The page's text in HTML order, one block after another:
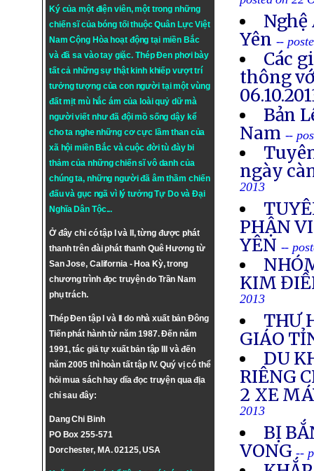
Ký của một điện viên, một trong những
chiến sĩ của bóng tối thuộc Quân Lực Việt
Nam Cộng Hòa hoạt động tại miền Bắc
và đã sa vào tay giặc. Thép Đen phơi bày
tất cả những sự thật kinh khiếp vượt trí
tưởng tượng của con người tại một vùng
đất mịt mù hắc ám của loài quỷ dữ mà
người viết như đã đội mồ sống dậy kể
cho ta nghe những cơ cực lầm than của
xã hội miền Bắc và cuộc đời tù đày bi
thảm của những chiến sĩ vô danh của
chúng ta, những người đã âm thầm chiến
đấu và gục ngã vì lý tưởngTự DovàĐại
Nghĩa Dân Tộc...
Ở đây chỉ có tập I và II, từng được phát
thanh trên đài phát thanh Quê Hương từ
San Jose, California - Hoa Kỳ, trong
chương trình đọc truyện do Trần Nam
phụ trách.
Thép Đen tập I và II do nhà xuất bản Đông
Tiến phát hành từ năm 1987. Đến năm
1991, tác giả tự xuất bản tập III và đến
năm 2005 thì hoàn tất tập IV. Quý vị có thể
hỏi mua sách hay dĩa đọc truyện qua địa
chỉ sau đây:
Dang Chi Binh
PO Box 255-571
Dorchester, MA. 02125, USA
Nghệ
Yên --
Các
thông
Bản
Nam --
ngày
2013
PHẬN
YÊN --
KIM
2013
THƯ
GIÁO
DU
RIÊNG
2 XE
2013
BỊ
VONG --